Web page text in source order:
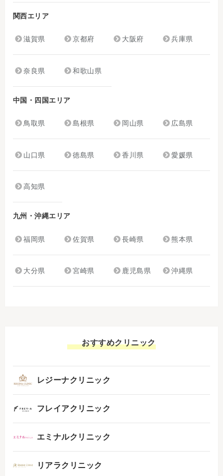
関西エリア
滋賀県 京都府 大阪府 兵庫県
奈良県 和歌山県
中国・四国エリア
鳥取県 島根県 岡山県 広島県
山口県 徳島県 香川県 愛媛県
高知県
九州・沖縄エリア
福岡県 佐賀県 長崎県 熊本県
大分県 宮崎県 鹿児島県 沖縄県
おすすめクリニック
レジーナクリニック
フレイアクリニック
エミナルクリニック
リアラクリニック